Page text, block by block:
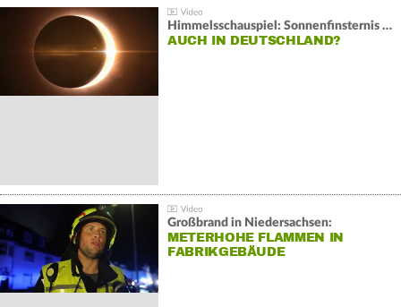
Himmelsschauspiel: Sonnenfinsternis über Spanien
AUCH IN DEUTSCHLAND?
Großbrand in Niedersachsen:
METERHOHE FLAMMEN IN
FABRIKGEBÄUDE